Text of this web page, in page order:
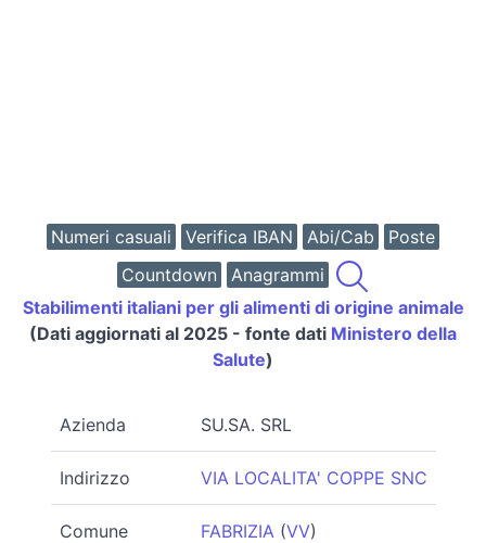
Numeri casuali Verifica IBAN Abi/Cab
Poste
Countdown
Anagrammi
Stabilimenti italiani per gli alimenti di origine animale
(Dati aggiornati al 2025 - fonte dati Ministero della
Salute)
Azienda SU.SA. SRL
Indirizzo VIA LOCALITA' COPPE SNC
Comune FABRIZIA(VV)